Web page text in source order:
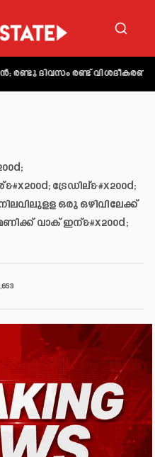
ദിവസം രണ്ട്
ട്രേഡില്&#x200d;
ഒരു ഒഴിവിലേക്ക്
വാക് ഇന്&#x200d;